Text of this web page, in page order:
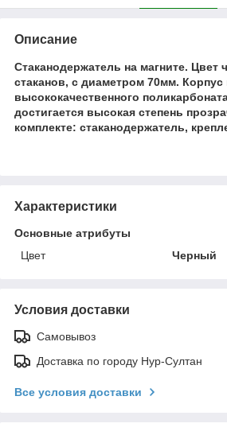
Описание
Стаканодержатель на магните. Цвет
стаканов, с диаметром 70мм.
высококачественного
достигается высокая степень
комплекте: стаканодержатель,
Характеристики
Основные атрибуты
Цвет
Черный
Условия доставки
Самовывоз
Доставка по городу Нур-Султан
Все условия доставки